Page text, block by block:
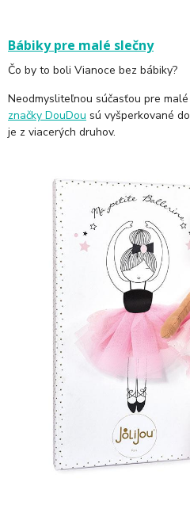
Bábiky pre malé slečny
Čo by to boli Vianoce bez bábiky?
Neodmysliteľnou súčasťou pre
značky DouDou sú vyšperkované
je z viacerých druhov.